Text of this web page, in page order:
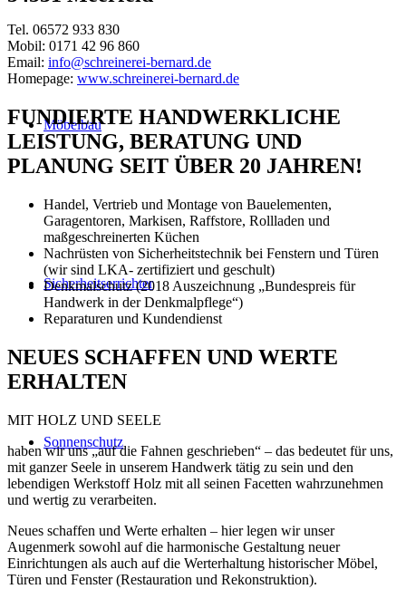
Möbelbau
Sicherheitserrichter
Sonnenschutz
Tel. 06572 933 830
Mobil: 0171 42 96 860
Email: info@schreinerei-bernard.de
Homepage: www.schreinerei-bernard.de
FUNDIERTE HANDWERKLICHE
LEISTUNG, BERATUNG UND
PLANUNG SEIT ÜBER 20 JAHREN!
Handel, Vertrieb und Montage von Bauelementen,
Garagentoren, Markisen, Raffstore, Rollladen und
maßgeschreinerten Küchen
Nachrüsten von Sicherheitstechnik bei Fenstern und Türen
(wir sind LKA- zertifiziert und geschult)
Denkmalschutz (2018 Auszeichnung „Bundespreis für
Handwerk in der Denkmalpflege“)
Reparaturen und Kundendienst
NEUES SCHAFFEN UND WERTE
ERHALTEN
MIT HOLZ UND SEELE
haben wir uns „auf die Fahnen geschrieben“ – das bedeutet für uns,
mit ganzer Seele in unserem Handwerk tätig zu sein und den
lebendigen Werkstoff Holz mit all seinen Facetten wahrzunehmen
und wertig zu verarbeiten.
Neues schaffen und Werte erhalten – hier legen wir unser
Augenmerk sowohl auf die harmonische Gestaltung neuer
Einrichtungen als auch auf die Werterhaltung historischer Möbel,
Türen und Fenster (Restauration und Rekonstruktion).